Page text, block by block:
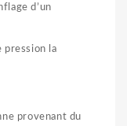
d’un
la
provenant du